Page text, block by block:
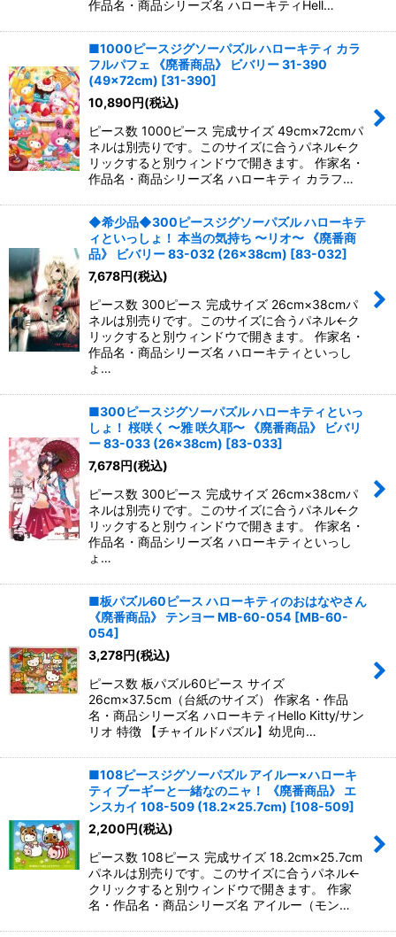
作品名・商品シリーズ名 ハローキティHell…
■1000ピースジグソーパズル ハローキティ カラ
フルパフェ 《廃番商品》 ビバリー 31-390
(49×72cm) [31-390]
10,890円(税込)
ピース数 1000ピース 完成サイズ 49cm×72cmパ
ネルは別売りです。このサイズに合うパネル←ク
リックすると別ウィンドウで開きます。 作家名・
作品名・商品シリーズ名 ハローキティ カラフ…
◆希少品◆300ピースジグソーパズル ハローキテ
ィといっしょ！ 本当の気持ち 〜リオ〜 《廃番商
品》 ビバリー 83-032 (26×38cm) [83-032]
7,678円(税込)
ピース数 300ピース 完成サイズ 26cm×38cmパ
ネルは別売りです。このサイズに合うパネル←ク
リックすると別ウィンドウで開きます。 作家名・
作品名・商品シリーズ名 ハローキティといっし
ょ…
■300ピースジグソーパズル ハローキティといっ
しょ！ 桜咲く 〜雅 咲久耶〜 《廃番商品》 ビバリ
ー 83-033 (26×38cm) [83-033]
7,678円(税込)
ピース数 300ピース 完成サイズ 26cm×38cmパ
ネルは別売りです。このサイズに合うパネル←ク
リックすると別ウィンドウで開きます。 作家名・
作品名・商品シリーズ名 ハローキティといっし
ょ…
■板パズル60ピース ハローキティのおはなやさん
《廃番商品》 テンヨー MB-60-054 [MB-60-
054]
3,278円(税込)
ピース数 板パズル60ピース サイズ
26cm×37.5cm（台紙のサイズ） 作家名・作品
名・商品シリーズ名 ハローキティHello Kitty/サン
リオ 特徴 【チャイルドパズル】幼児向…
■108ピースジグソーパズル アイルー×ハローキ
ティ ブーギーと一緒なのニャ！ 《廃番商品》 エ
ンスカイ 108-509 (18.2×25.7cm) [108-509]
2,200円(税込)
ピース数 108ピース 完成サイズ 18.2cm×25.7cm
パネルは別売りです。このサイズに合うパネル←
クリックすると別ウィンドウで開きます。 作家
名・作品名・商品シリーズ名 アイルー（モン…